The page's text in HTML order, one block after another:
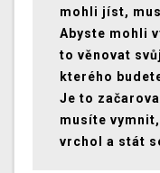
mohli jíst,
Abyste mohli
to věnovat
kterého
Je to
musíte
vrchol a stát